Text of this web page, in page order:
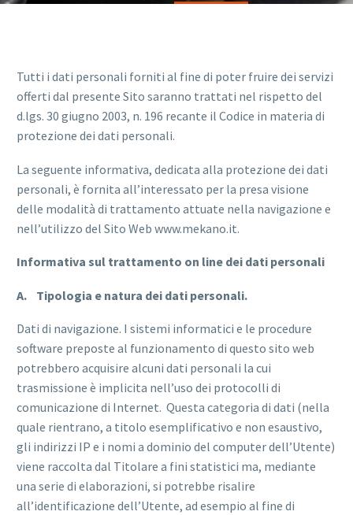
Tutti i dati personali forniti al fine di poter fruire dei servizi
offerti dal presente Sito saranno trattati nel rispetto del
d.lgs. 30 giugno 2003, n. 196 recante il Codice in materia di
protezione dei dati personali.
La seguente informativa, dedicata alla protezione dei dati
personali, è fornita all’interessato per la presa visione
delle modalità di trattamento attuate nella navigazione e
nell’utilizzo del Sito Web www.mekano.it.
Informativa sul trattamento on line dei dati personali
A. Tipologia e natura dei dati personali.
Dati di navigazione. I sistemi informatici e le procedure
software preposte al funzionamento di questo sito web
potrebbero acquisire alcuni dati personali la cui
trasmissione è implicita nell’uso dei protocolli di
comunicazione di Internet. Questa categoria di dati (nella
quale rientrano, a titolo esemplificativo e non esaustivo,
gli indirizzi IP e i nomi a dominio del computer dell’Utente)
viene raccolta dal Titolare a fini statistici ma, mediante
una serie di elaborazioni, si potrebbe risalire
all’identificazione dell’Utente, ad esempio al fine di